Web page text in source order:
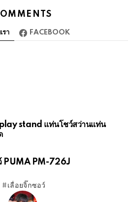
รา FACEBOOK
stand แท่นโชว์สว่านแท่น
ว์ PUMA PM-726J
เลื่อยจิ๊กซอว์